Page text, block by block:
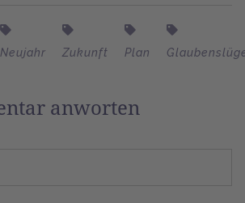
Neujahr Zukunft Plan
anworten